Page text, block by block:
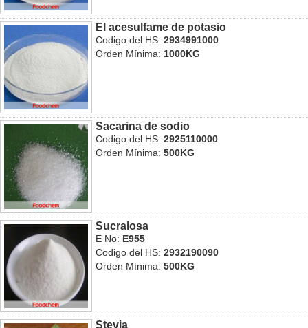
El acesulfame de potasio
Codigo del HS:2934991000
Orden Mínima: 1000KG
Sacarina de sodio
Codigo del HS:2925110000
Orden Mínima:500KG
Sucralosa
E No: E955
Codigo del HS:2932190090
Orden Mínima:500KG
Stevia